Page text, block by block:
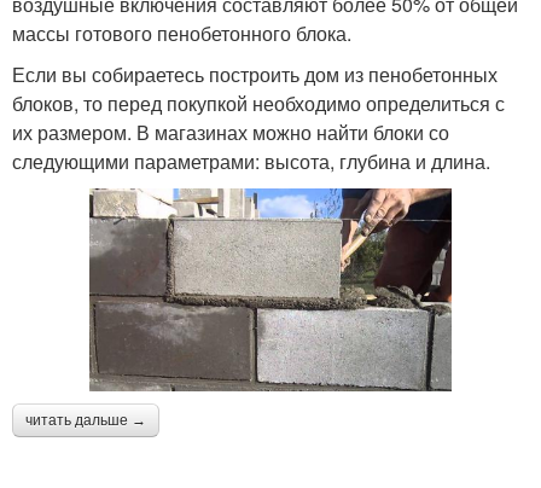
массы готового пенобетонного блока.
Если вы собираетесь построить дом из пенобетонных
блоков, то перед покупкой необходимо определиться с
их размером. В магазинах можно найти блоки со
следующими параметрами: высота, глубина и длина.
читать дальше →